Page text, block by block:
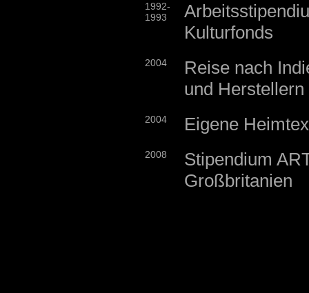
1992-
1993
Kulturfonds
2004
Reise nach
und Herstellern
2004 Eigene
2008
Stipendium
Großbritanien